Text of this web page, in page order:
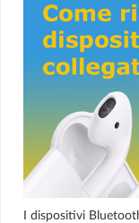
I dispositivi